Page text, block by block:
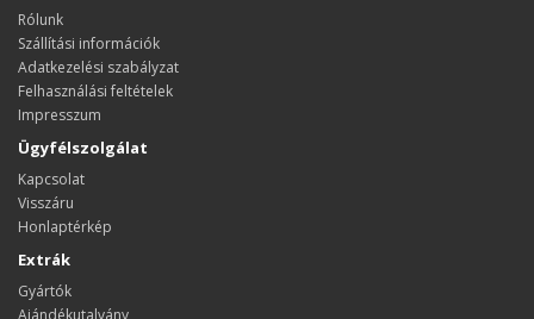
Rólunk
Szállítási információk
Adatkezelési szabályzat
Felhasználási feltételek
Impresszum
Ügyfélszolgálat
Kapcsolat
Visszáru
Honlaptérkép
Extrák
Gyártók
Ajándékutalvány